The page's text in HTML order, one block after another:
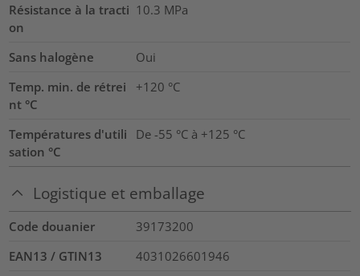
Résistance à la tracti
on
10.3 MPa
Sans halogène
Oui
Temp. min. de rétrei
nt °C
+120 °C
Températures d'utili
sation °C
De -55 °C à +125 °C
Logistique et emballage
Code douanier
39173200
EAN13 / GTIN13
4031026601946